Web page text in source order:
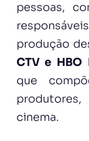
pessoas,
produção
CTV e HBO
que
cinema.